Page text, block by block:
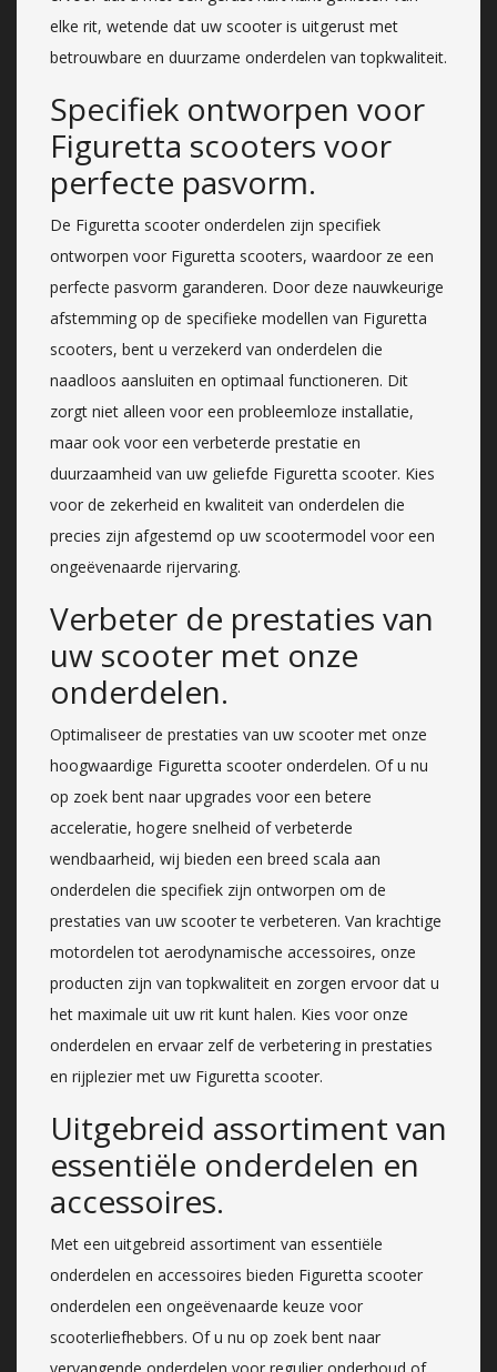
elke rit, wetende dat uw scooter is uitgerust met
betrouwbare en duurzame onderdelen van topkwaliteit.
Specifiek ontworpen voor
Figuretta scooters voor
perfecte pasvorm.
De Figuretta scooter onderdelen zijn specifiek
ontworpen voor Figuretta scooters, waardoor ze een
perfecte pasvorm garanderen. Door deze nauwkeurige
afstemming op de specifieke modellen van Figuretta
scooters, bent u verzekerd van onderdelen die
naadloos aansluiten en optimaal functioneren. Dit
zorgt niet alleen voor een probleemloze installatie,
maar ook voor een verbeterde prestatie en
duurzaamheid van uw geliefde Figuretta scooter. Kies
voor de zekerheid en kwaliteit van onderdelen die
precies zijn afgestemd op uw scootermodel voor een
ongeëvenaarde rijervaring.
Verbeter de prestaties van
uw scooter met onze
onderdelen.
Optimaliseer de prestaties van uw scooter met onze
hoogwaardige Figuretta scooter onderdelen. Of u nu
op zoek bent naar upgrades voor een betere
acceleratie, hogere snelheid of verbeterde
wendbaarheid, wij bieden een breed scala aan
onderdelen die specifiek zijn ontworpen om de
prestaties van uw scooter te verbeteren. Van krachtige
motordelen tot aerodynamische accessoires, onze
producten zijn van topkwaliteit en zorgen ervoor dat u
het maximale uit uw rit kunt halen. Kies voor onze
onderdelen en ervaar zelf de verbetering in prestaties
en rijplezier met uw Figuretta scooter.
Uitgebreid assortiment van
essentiële onderdelen en
accessoires.
Met een uitgebreid assortiment van essentiële
onderdelen en accessoires bieden Figuretta scooter
onderdelen een ongeëvenaarde keuze voor
scooterliefhebbers. Of u nu op zoek bent naar
vervangende onderdelen voor regulier onderhoud of